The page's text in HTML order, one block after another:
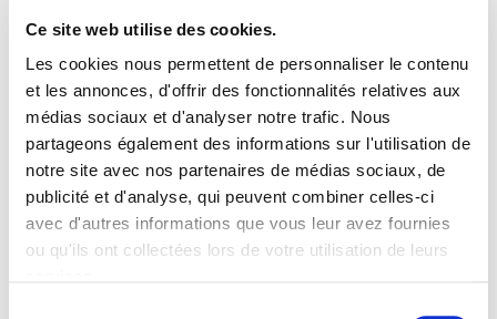
Ce site web utilise des cookies.
Les cookies nous permettent de personnaliser le contenu
et les annonces, d'offrir des fonctionnalités relatives aux
médias sociaux et d'analyser notre trafic. Nous
partageons également des informations sur l'utilisation de
notre site avec nos partenaires de médias sociaux, de
publicité et d'analyse, qui peuvent combiner celles-ci
avec d'autres informations que vous leur avez fournies
ou qu'ils ont collectées lors de votre utilisation de leurs
MODELE 1 TER - FICHE DE POSTE
Lire
02/07/2026 Réservé aux adhérents
Avant la rédaction de l'offre d'emploi